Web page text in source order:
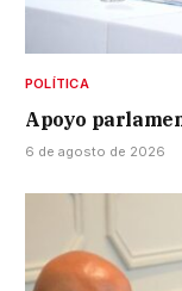
POLÍTICA
Apoyo
6 de agosto de 2026